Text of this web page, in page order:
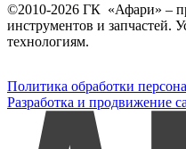
©2010-2026 ГК «Афари» –
инструментов и запчастей.
технологиям.
Политика обработки
Разработка и продвижение